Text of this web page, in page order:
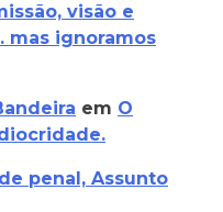
visão e
mas ignoramos
em O
penal, Assunto